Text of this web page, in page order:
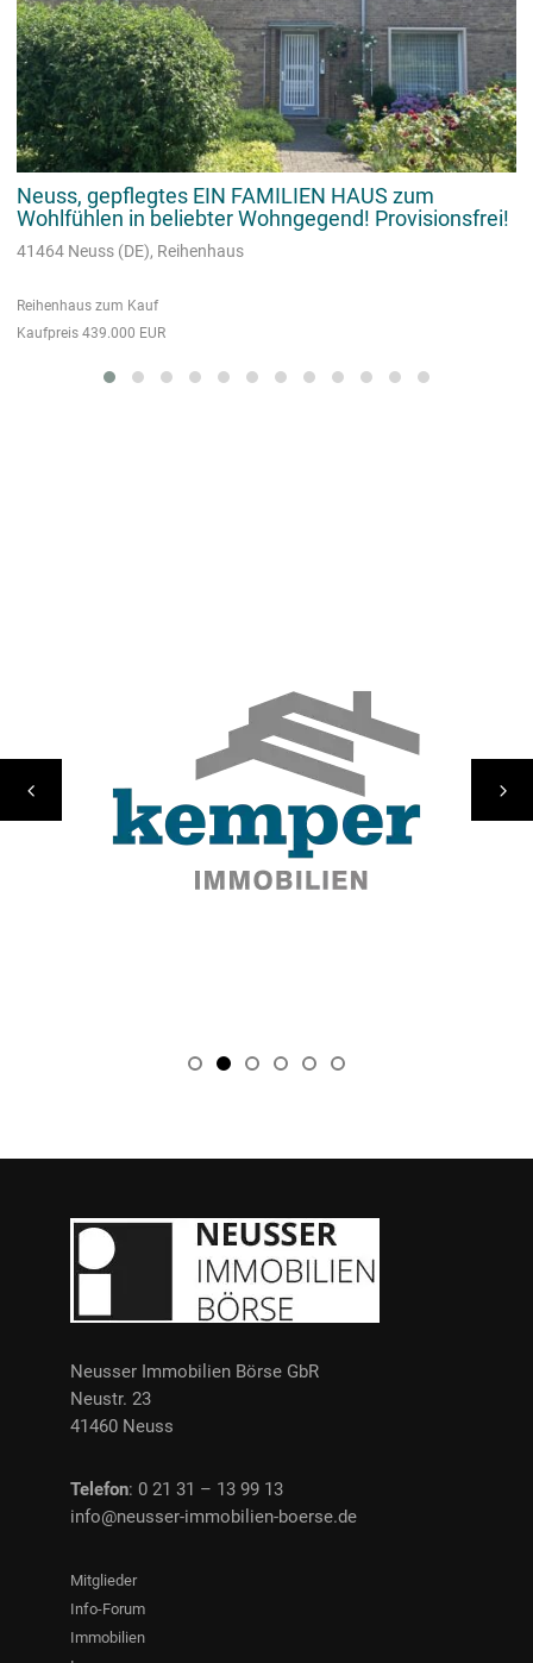
Neuss, gepflegtes EIN FAMILIEN HAUS zum
Wohlfühlen in beliebter Wohngegend! Provisionsfrei!
41464 Neuss (DE), Reihenhaus
Reihenhaus zum Kauf
Kaufpreis 439.000 EUR
Neusser Immobilien Börse GbR
Neustr. 23
41460 Neuss
Telefon: 0 21 31 – 13 99 13
info@neusser-immobilien-boerse.de
Mitglieder
Info-Forum
Immobilien